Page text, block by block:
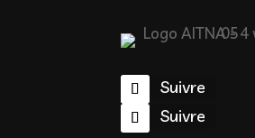
Suivre
Suivre